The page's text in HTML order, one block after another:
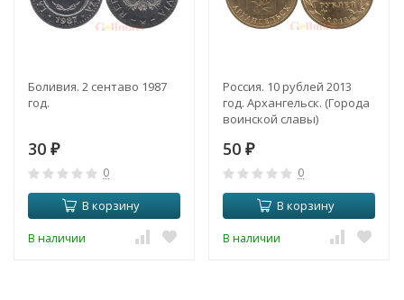
Боливия. 2 сентаво 1987
год.
30 ₽
0
В корзину
В наличии
Россия. 10 рублей 2013
год. Архангельск. (Города
воинской славы)
50 ₽
0
В корзину
В наличии